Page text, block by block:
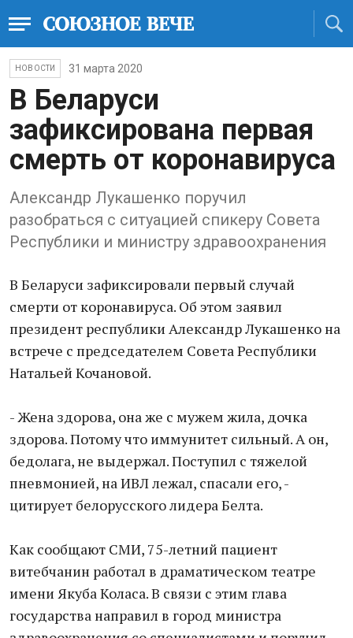
НОВОСТИ 31 марта 2020
В Беларуси
зафиксирована первая
смерть от коронавируса
Александр Лукашенко поручил
разобраться с ситуацией спикеру Совета
Республики и министру здравоохранения
В Беларуси зафиксировали первый случай
смерти от коронавируса. Об этом заявил
президент республики Александр Лукашенко на
встрече с председателем Совета Республики
Натальей Кочановой.
- Жена здорова, она же с мужем жила, дочка
здорова. Потому что иммунитет сильный. А он,
бедолага, не выдержал. Поступил с тяжелой
пневмонией, на ИВЛ лежал, спасали его, -
цитирует белорусского лидера Белта.
Как сообщают СМИ, 75-летний пациент
витебчанин работал в драматическом театре
имени Якуба Коласа. В связи с этим глава
государства направил в город министра